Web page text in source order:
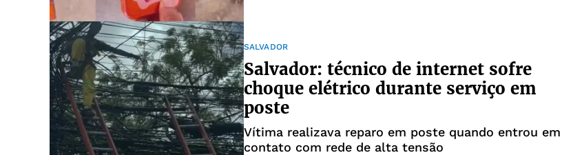
SALVADOR
Salvador: técnico de internet sofre
choque elétrico durante serviço em
poste
Vítima realizava reparo em poste quando entrou em
contato com rede de alta tensão